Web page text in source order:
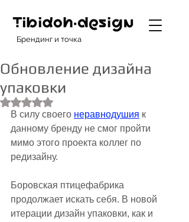
Брендинг и точка
Обновление дизайна
упаковки
Оценка: не число из 5 звезд.
В силу своего неравнодушия к
данному бренду не смог пройти
мимо этого проекта коллег по
редизайну.
Боровская птицефабрика
продолжает искать себя. В новой
итерации дизайн упаковки, как и